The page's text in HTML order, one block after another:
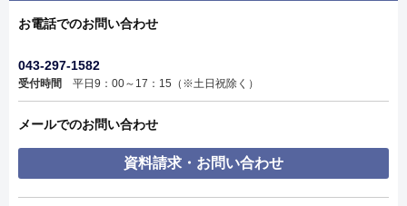
お電話でのお問い合わせ
043-297-1582
受付時間 平日9：00～17：15（※土日祝除く）
メールでのお問い合わせ
資料請求・お問い合わせ